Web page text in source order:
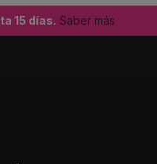
15 días. Saber más